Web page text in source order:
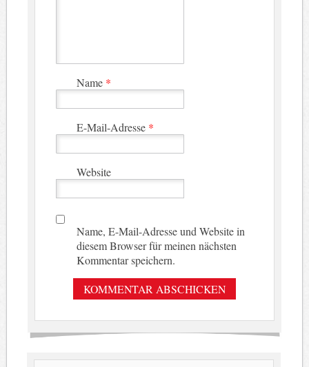
Name *
E-Mail-Adresse *
Website
Name, E-Mail-Adresse und Website in
diesem Browser für meinen nächsten
Kommentar speichern.